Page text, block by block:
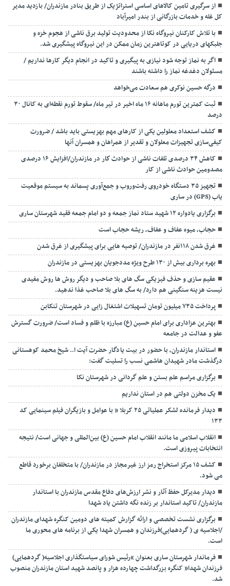
از سرگیری تامین کالاهای اساسی استراتژیک از طریق بنادر مازندران/ بازدید مدیر
کل غله و خدمات بازرگانی از بندر امیرآباد
با تلاش کارکنان نیروگاه نکا از محدودیت تولید برق ناشی از هجوم خزه و
جلبکهای دریایی در کوتاهترین زمان ممکن در این نیروگاه پیشگیری شد.
اگر به نماز توجه شود نیازی به پیگیری و تاکید در انجام دیگر کارها نداریم /
مسئولان دغدغه نماز را داشته باشند
درگه حسین نوکری هم سعادت می‌خواهد
ثبت کمترین تورم ماهانه ۱۶ ماه اخیر در تیر ماه/ سقوط تورم نقطه‌ای به کانال ۳۰
درصد
کشف استعداد معلولین یکی از کارهای مهم بهزیستی باید باشد / ضرورت
کیفی‌سازی تجهیزات معلولان و تقدیر از همراهان و همسران آنها
کاهش ۳۴ درصدی تلفات ناشی از حوادث كار در مازندران/افزایش ۱۶ درصدی
مصدومین حوادث ناشی از کار
تجهیز ۳۵ دستگاه خودروی رفت‌وروب و جمع‌آوری پسماند به سیستم موقعیت
یاب (GPS) در ساری
برگزاری یادواره ۱۲ شهید ستاد نماز جمعه و دو امام جمعه فقید شهرستان ساری
حجاب، میوه عفاف و عفاف، ریشه حجاب است
غرق شدن ۱۱۸نفر در مازندران/ توصيه هايی برای پيشگيری از غرق شدن
بهره برداری بیش از ۱۳۰ طرح ویژه مددجویان بهزیستی در مازندران
عقیم سازی و حذف فیزیکی سگ های بلا صاحب و دیگر روش ها روش مفیدی
نیست هزینه سنگینی هم دارد/ به سگ های بلا صاحب غذا ندهید.
پرداخت ۷۳۵ میلیون تومان تسهیلات اشتغال زایی در شهرستان تنکابن
بهترین عزاداری برای امام حسین (ع) مبارزه با ظلم و فساد است/ ضرورت گسترش
عفو و عدالت در جامعه
استاندار مازندران، با حضور در بیت یادگار حضرت آیت ا.. شیخ محمد کوهستانی
درگذشت مادر شهیدان هاشمی نسب را تسلیت گفت:
برگزاری مراسم علم بستن و علم گردانی در شهرستان نکا
یک مخزن دولتی هم در استان نداریم
دیدار فرمانده لشکر عملیاتی ۲۵ کربلا ” با عوامل و بازیگران فیلم سینمایی کد
۱۳۳
انقلاب اسلامی ما مانند انقلاب امام حسین (ع) بین‌المللی و جهانی است/ نتیجه
انتخابات پیروزی است.
کشف ۱۵ مرکز استخراج رمز ارز غیرمجاز در مازندران/ با متخلفان برخورد قاطع
می شود.
دیدار مدیرکل حفظ آثار و نشر ارزش‌های دفاع مقدس مازندران با استاندار
مازندران/ تاکید استاندار بر زنده نگه داشتن یاد شهدا
برگزاری نشست تخصصی و ارائه گزارش کمیته های دومین کنگره شهدای مازندران
/اجلاسیه ی ( گردهمایی)فرزندان و همسران شهدا یکی از برنامه های محوری ما
است.
فرماندار شهرستان ساری بعنوان “رئیس شورای سیاستگذاری اجلاسیه( گردهمایی)
فرزندان شهدا” کنگره بزرگداشت چهارده هزار و پانصد شهید استان مازندران منصوب
شد.